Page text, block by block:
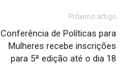
Próximo artigo
Conferência de Políticas para
Mulheres recebe inscrições
para 5ª edição até o dia 18